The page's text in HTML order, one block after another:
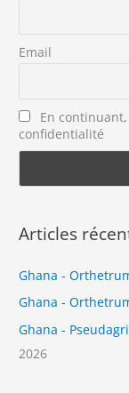
Email
En
confidentialité
Articles
Ghana -
Ghana -
Ghana -
2026